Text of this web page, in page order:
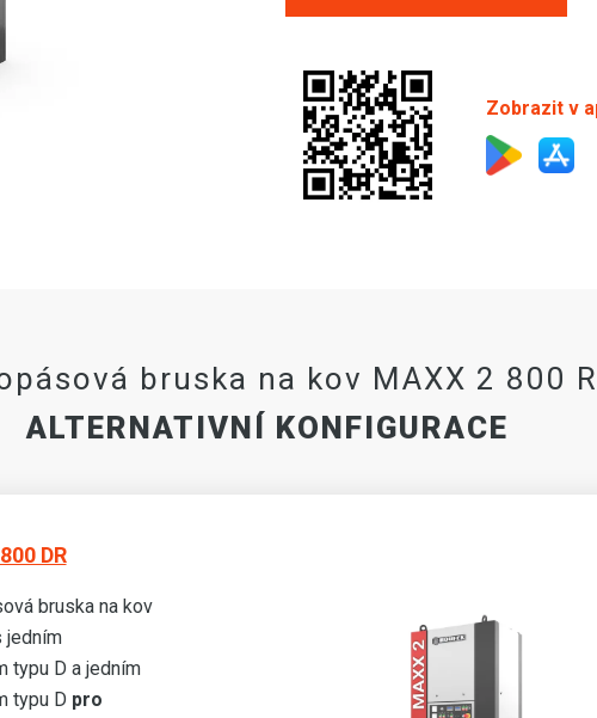
Zobrazit v
bruska na kov MAXX 2 800
ALTERNATIVNÍ KONFIGURACE
DR
bruska na kov
jedním
typu D a jedním
typu D pro